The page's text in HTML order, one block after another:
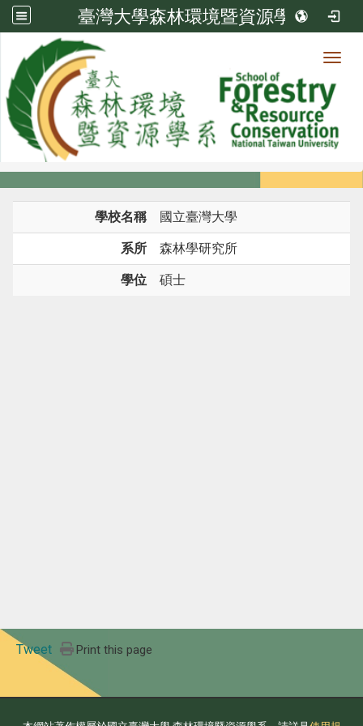
臺灣大學森林環境暨資源學系
系所成員
系所成員
學校名稱 國立臺灣大學
系所 森林學研究所
學位 碩士
Tweet Print this page